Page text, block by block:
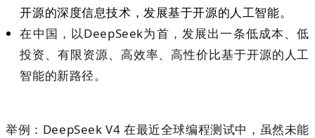
开源的深度信息技术，发展基于开源的人工智能。
在中国，以DeepSeek为首，发展出一条低成本、低
投资、有限资源、 高效率、高性价比基于开源的 人工
智能的新路径。
举例 ： DeepSeek V4 在最近全球编程测试中，虽然未能